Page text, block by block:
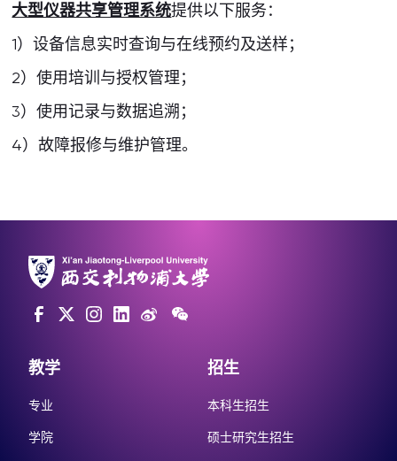
大型仪器共享管理系统提供以下服务：
1）设备信息实时查询与在线预约及送样；
2）使用培训与授权管理；
3）使用记录与数据追溯；
4）故障报修与维护管理。
教学
专业
学院
招生
本科生招生
硕士研究生招生